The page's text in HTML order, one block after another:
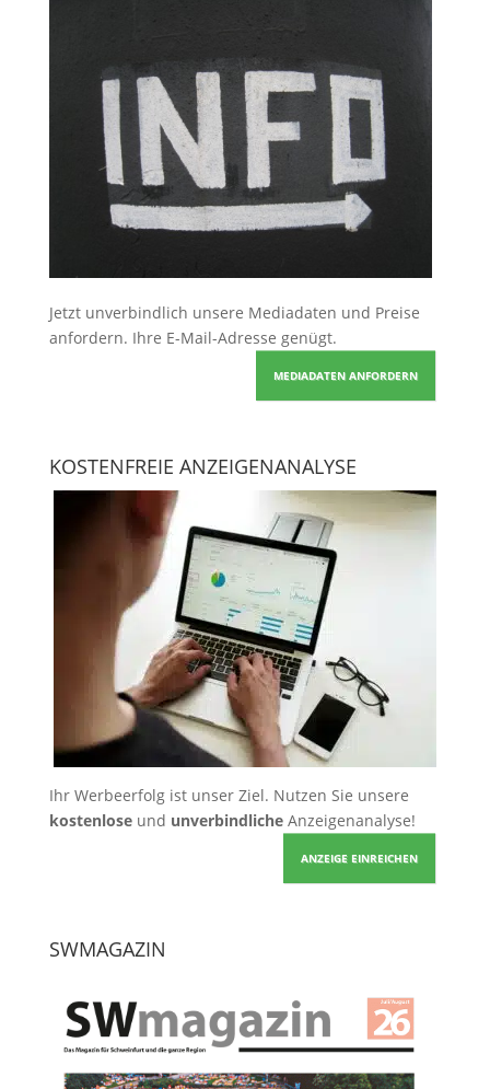
Jetzt unverbindlich unsere Mediadaten und Preise
anfordern. Ihre E-Mail-Adresse genügt.
MEDIADATEN ANFORDERN
KOSTENFREIE ANZEIGENANALYSE
Ihr Werbeerfolg ist unser Ziel. Nutzen Sie unsere
kostenloseund unverbindlicheAnzeigenanalyse!
ANZEIGE EINREICHEN
SWMAGAZIN